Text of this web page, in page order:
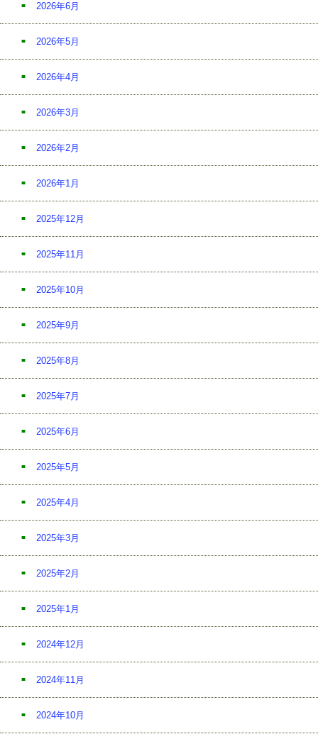
2026年6月
2026年5月
2026年4月
2026年3月
2026年2月
2026年1月
2025年12月
2025年11月
2025年10月
2025年9月
2025年8月
2025年7月
2025年6月
2025年5月
2025年4月
2025年3月
2025年2月
2025年1月
2024年12月
2024年11月
2024年10月